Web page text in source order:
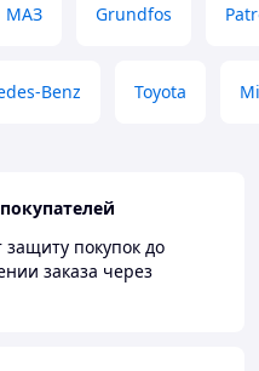
МАЗ Grundfos
Benz Toyota
защиту покупок до
заказа через